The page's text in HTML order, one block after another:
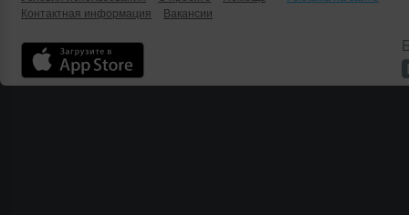
Контактная информация
Вакансии